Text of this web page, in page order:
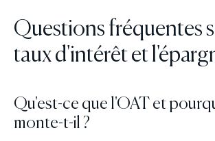
Questions fréquentes
taux d'intérêt et
Qu'est-ce que l'OAT et
monte-t-il ?